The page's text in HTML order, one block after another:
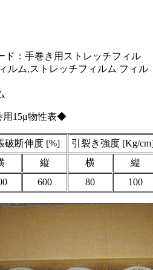
ド：手巻き用ストレッチフィル
ルム,ストレッチフィルム フィル
用15μ物性表◆
破断伸度 [%]
引裂き強度 [Kg/
縦 横
縦
600 80 100